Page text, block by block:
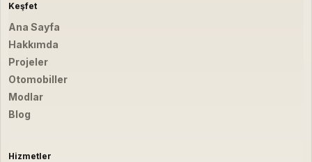
Keşfet
Ana Sayfa
Hakkımda
Projeler
Otomobiller
Modlar
Blog
Hizmetler